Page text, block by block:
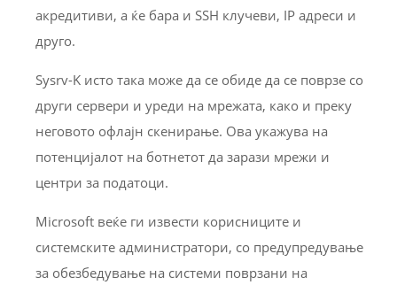
акредитиви, а ќе бара и SSH клучеви, IP адреси и
друго.
Sysrv-K исто така може да се обиде да се поврзе со
други сервери и уреди на мрежата, како и преку
неговото офлајн скенирање. Ова укажува на
потенцијалот на ботнетот да зарази мрежи и
центри за податоци.
Microsoft веќе ги извести корисниците и
системските администратори, со предупредување
за обезбедување на системи поврзани на